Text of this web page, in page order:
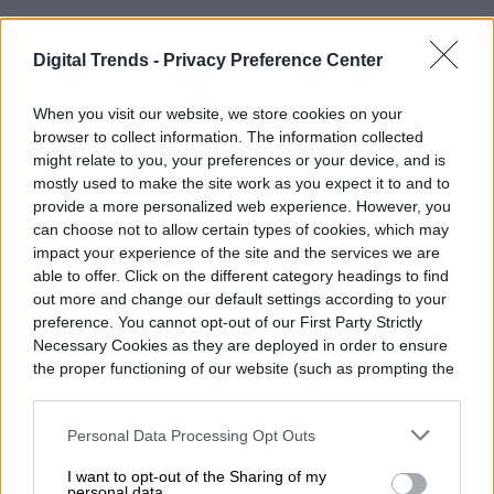
Digital Trends - Privacy Preference Center
When you visit our website, we store cookies on your
browser to collect information. The information collected
might relate to you, your preferences or your device, and is
mostly used to make the site work as you expect it to and to
provide a more personalized web experience. However, you
can choose not to allow certain types of cookies, which may
impact your experience of the site and the services we are
able to offer. Click on the different category headings to find
out more and change our default settings according to your
preference. You cannot opt-out of our First Party Strictly
Necessary Cookies as they are deployed in order to ensure
the proper functioning of our website (such as prompting the
Personal Data Processing Opt Outs
I want to opt-out of the Sharing of my
Los próximos auriculares
QuietComfort de Bose
aparecen en línea en seis
colores